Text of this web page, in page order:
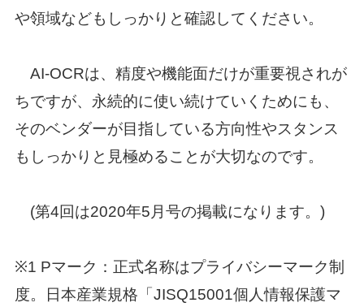
や領域などもしっかりと確認してください。
AI-OCRは、精度や機能面だけが重要視されが
ちですが、永続的に使い続けていくためにも、
そのベンダーが目指している方向性やスタンス
もしっかりと見極めることが大切なのです。
(第4回は2020年5月号の掲載になります。)
※1 Pマーク：正式名称はプライバシーマーク制
度。日本産業規格「JISQ15001個人情報保護マ